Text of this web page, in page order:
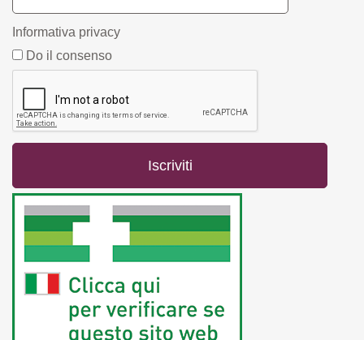
Informativa privacy
Do il consenso